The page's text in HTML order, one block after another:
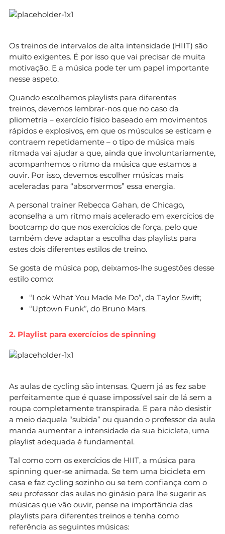
Os treinos de intervalos de alta intensidade (HIIT) são
muito exigentes. É por isso que vai precisar de muita
motivação. E a música pode ter um papel importante
nesse aspeto.
Quando escolhemos playlists para diferentes
treinos, devemos lembrar-nos que no caso da
pliometria – exercício físico baseado em movimentos
rápidos e explosivos, em que os músculos se esticam e
contraem repetidamente – o tipo de música mais
ritmada vai ajudar a que, ainda que involuntariamente,
acompanhemos o ritmo da música que estamos a
ouvir. Por isso, devemos escolher músicas mais
aceleradas para “absorvermos” essa energia.
A personal trainer Rebecca Gahan, de Chicago,
aconselha a um ritmo mais acelerado em exercícios de
bootcamp do que nos exercícios de força, pelo que
também deve adaptar a escolha das playlists para
estes dois diferentes estilos de treino.
Se gosta de música pop, deixamos-lhe sugestões desse
estilo como:
“Look What You Made Me Do”, da Taylor Swift;
“Uptown Funk”, do Bruno Mars.
2. Playlist para exercícios de spinning
As aulas de cycling são intensas. Quem já as fez sabe
perfeitamente que é quase impossível sair de lá sem a
roupa completamente transpirada. E para não desistir
a meio daquela “subida” ou quando o professor da aula
manda aumentar a intensidade da sua bicicleta, uma
playlist adequada é fundamental.
Tal como com os exercícios de HIIT, a música para
spinning quer-se animada. Se tem uma bicicleta em
casa e faz cycling sozinho ou se tem confiança com o
seu professor das aulas no ginásio para lhe sugerir as
músicas que vão ouvir, pense na importância das
playlists para diferentes treinos e tenha como
referência as seguintes músicas: